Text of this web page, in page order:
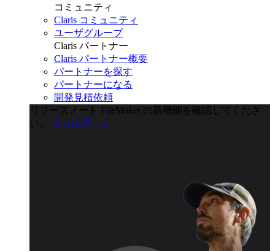
コミュニティ
Claris コミュニティ
ユーザグループ
Claris パートナー
Claris パートナー概要
パートナーを探す
パートナーになる
開発見積依頼
リリースノート
FileMaker の新機能を確認してくださ
い。
さらに詳しく